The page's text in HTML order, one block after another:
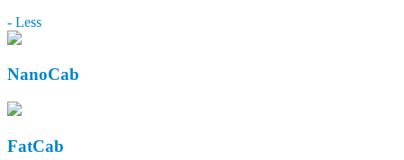
- Less
NanoCab
FatCab